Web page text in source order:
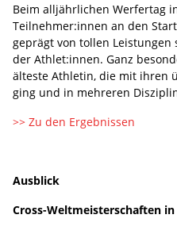
Beim alljährlichen Werfertag
Teilnehmer:innen an den
geprägt von tollen Leistungen
der Athlet:innen. Ganz
älteste Athletin, die mit ihren
ging und in mehreren
>> Zu den Ergebnissen
Ausblick
Cross-Weltmeisterschaften in